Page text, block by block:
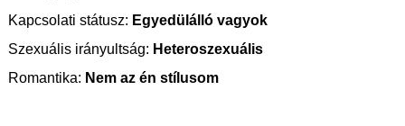
Kapcsolati státusz: Egyedülálló vagyok
Szexuális irányultság: Heteroszexuális
Romantika: Nem az én stílusom